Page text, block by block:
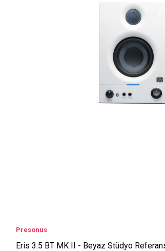
Presonus
Eris 3.5 BT MK II - Beyaz Stüdyo